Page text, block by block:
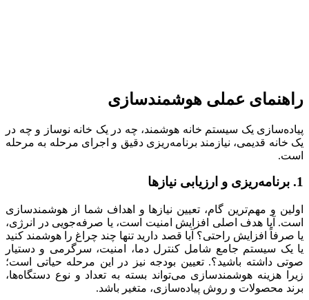
راهنمای عملی هوشمندسازی
پیاده‌سازی یک سیستم خانه هوشمند، چه در یک خانه نوساز و چه در
یک خانه قدیمی، نیازمند برنامه‌ریزی دقیق و اجرای مرحله به مرحله
است.
1. برنامه‌ریزی و ارزیابی نیازها
اولین و مهم‌ترین گام، تعیین نیازها و اهداف شما از هوشمندسازی
است. آیا هدف اصلی افزایش امنیت است، یا صرفه‌جویی در انرژی،
یا صرفاً افزایش راحتی؟ آیا قصد دارید تنها چند چراغ را هوشمند کنید
یا یک سیستم جامع شامل کنترل دما، امنیت، سرگرمی و دستیار
صوتی داشته باشید؟. تعیین بودجه نیز در این مرحله حیاتی است؛
زیرا هزینه هوشمندسازی می‌تواند بسته به تعداد و نوع دستگاه‌ها،
برند محصولات و روش پیاده‌سازی، متغیر باشد.